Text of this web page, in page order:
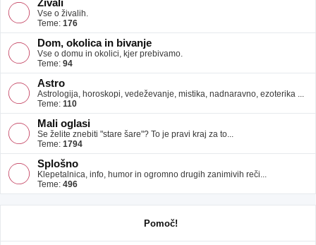
Živali
Vse o živalih.
Teme: 176
Dom, okolica in bivanje
Vse o domu in okolici, kjer prebivamo.
Teme: 94
Astro
Astrologija, horoskopi, vedeževanje, mistika, nadnaravno, ezoterika ...
Teme: 110
Mali oglasi
Se želite znebiti "stare šare"? To je pravi kraj za to...
Teme: 1794
Splošno
Klepetalnica, info, humor in ogromno drugih zanimivih reči...
Teme: 496
Pomoč!